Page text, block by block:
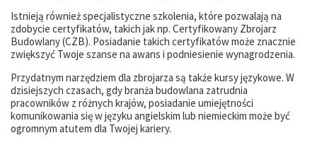
Istnieją również specjalistyczne szkolenia, które pozwalają na
zdobycie certyfikatów, takich jak np. Certyfikowany Zbrojarz
Budowlany (CZB). Posiadanie takich certyfikatów może znacznie
zwiększyć Twoje szanse na awans i podniesienie wynagrodzenia.
Przydatnym narzędziem dla zbrojarza są także kursy językowe. W
dzisiejszych czasach, gdy branża budowlana zatrudnia
pracowników z różnych krajów, posiadanie umiejętności
komunikowania się w języku angielskim lub niemieckim może być
ogromnym atutem dla Twojej kariery.